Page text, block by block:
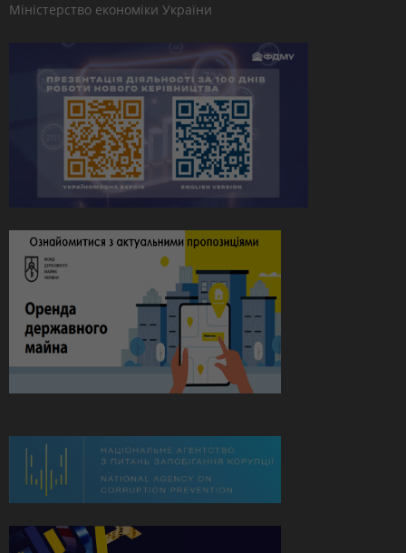
Міністерство економіки України